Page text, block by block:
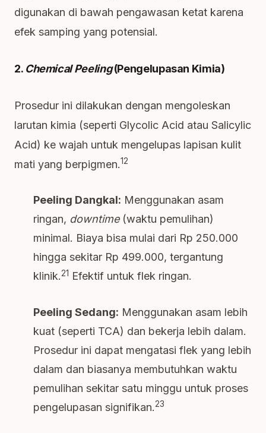
digunakan di bawah pengawasan ketat karena
efek samping yang potensial.
2. Chemical Peeling(Pengelupasan Kimia)
Prosedur ini dilakukan dengan mengoleskan
larutan kimia (seperti Glycolic Acid atau Salicylic
Acid) ke wajah untuk mengelupas lapisan kulit
mati yang berpigmen.12
Peeling Dangkal: Menggunakan asam
ringan, downtime(waktu pemulihan)
minimal. Biaya bisa mulai dari Rp 250.000
hingga sekitar Rp 499.000, tergantung
klinik.21 Efektif untuk flek ringan.
Peeling Sedang: Menggunakan asam lebih
kuat (seperti TCA) dan bekerja lebih dalam.
Prosedur ini dapat mengatasi flek yang lebih
dalam dan biasanya membutuhkan waktu
pemulihan sekitar satu minggu untuk proses
pengelupasan signifikan.23